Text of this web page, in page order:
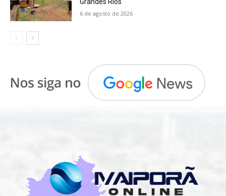
Grandes Rios
6 de agosto de 2026